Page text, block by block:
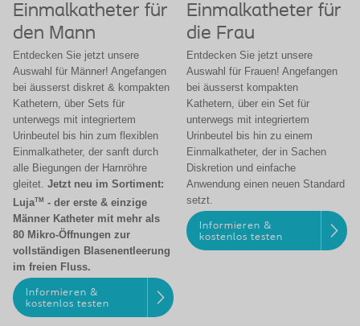
Einmalkatheter für
den Mann
Entdecken Sie jetzt unsere
Auswahl für Männer! Angefangen
bei äusserst diskret & kompakten
Kathetern, über Sets für
unterwegs mit integriertem
Urinbeutel bis hin zum flexiblen
Einmalkatheter, der sanft durch
alle Biegungen der Harnröhre
gleitet. Jetzt neu im Sortiment:
LujaTM
- der erste & einzige
Männer Katheter mit mehr als
80 Mikro-Öffnungen zur
vollständigen Blasenentleerung
im freien Fluss.
Informieren &
kostenlos testen
Einmalkatheter für
die Frau
Entdecken Sie jetzt unsere
Auswahl für Frauen! Angefangen
bei äusserst kompakten
Kathetern, über ein Set für
unterwegs mit integriertem
Urinbeutel bis hin zu einem
Einmalkatheter, der in Sachen
Diskretion und einfache
Anwendung einen neuen Standard
setzt.
Informieren &
kostenlos testen